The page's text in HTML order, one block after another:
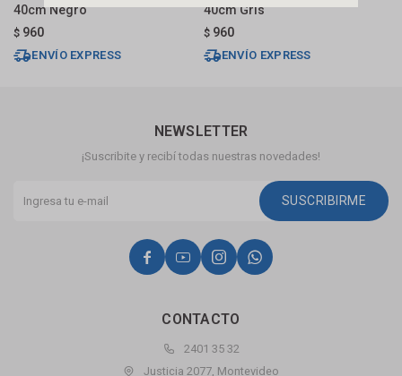
40cm Negro
$ 960
ENVÍO EXPRESS
40cm Gris
$ 960
ENVÍO EXPRESS
CONTACTO
2401 35 32
Justicia 2077, Montevideo
NEWSLETTER
¡Suscribite y recibí todas nuestras novedades!
SUSCRIBIRME
   